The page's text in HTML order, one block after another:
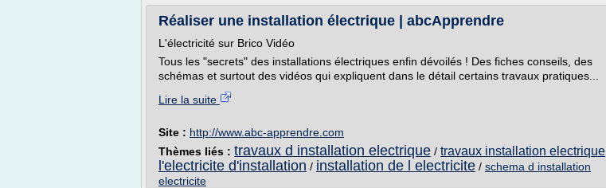
Réaliser une installation électrique | abcApprendre
L'électricité sur Brico Vidéo
Tous les "secrets" des installations électriques enfin dévoilés ! Des fiches conseils, des
schémas et surtout des vidéos qui expliquent dans le détail certains travaux pratiques...
Lire la suite
Site : http://www.abc-apprendre.com
Thèmes liés : travaux d installation electrique / travaux installation electrique
l'electricite d'installation / installation de l electricite / schema d installation
electricite